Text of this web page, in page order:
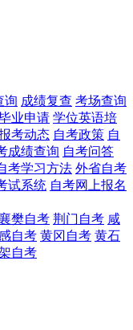
询 成绩复查 考场查询
业申请 学位英语培
考动态 自考政策 自
成绩查询 自考问答
考学习方法 外省自考
试系统 自考网上报名
襄樊自考 荆门自考 咸
自考 黄冈自考 黄石
自考